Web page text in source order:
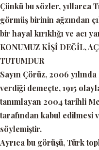
Çünkü bu sözler, yıllarca
görmüş birinin ağzından
bir hayal kırıklığı ve acı
KONUMUZ KİŞİ DEĞİL,
TUTUMDUR
Sayın Çörüz, 2006
verdiği demeçte, 1915
tanımlayan 2004 tarihli
tarafından kabul edilmesi
söylemiştir.
Ayrıca bu görüşü, Türk